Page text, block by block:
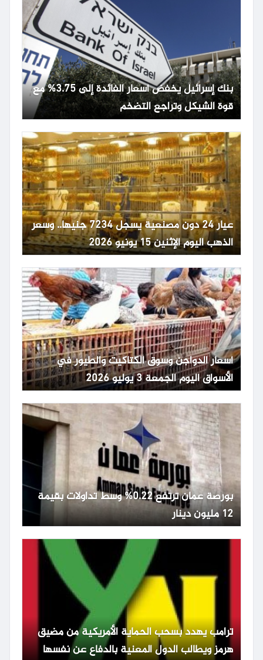
بنك إسرائيل يخفض أسعار الفائدة إلى 3.75% مع
قوة الشيكل وتراجع التضخم
عيار 24 دون مصنعية يسجل 7234 جنيها.. وسعر
الذهب اليوم الإثنين 15 يونيو 2026
أسعار الدواجن وسوق الكتاكيت والطيور في
الأسواق اليوم الجمعة 3 يوليو 2026
بورصة عمان ترتفع 0.22% وسط تداولات بقيمة
12 مليون دينار
ترامب يهدد بسحب الحماية الأمريكية من مضيق
هرمز ويطالب الدول المعنية بالدفاع عن نفسها